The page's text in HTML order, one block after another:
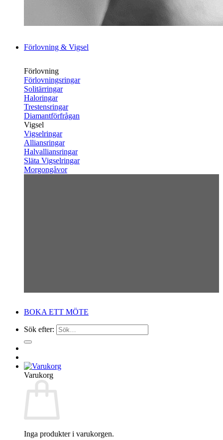
Förlovning & Vigsel
Förlovning
Förlovningsringar
Solitärringar
Haloringar
Trestensringar
Diamantförfrågan
Vigsel
Vigselringar
Alliansringar
Halvalliansringar
Släta Vigselringar
Morgongåvor
BOKA ETT MÖTE
Sök efter:
Varukorg
Inga produkter i varukorgen.